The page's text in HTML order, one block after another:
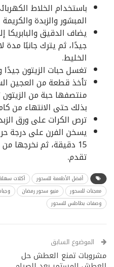
باستخدام الخلاط
المبشور والزبدة
يضاف الدقيق
جيدًا، ثم يترك جانبًا
الخليط.
تغسل حبات الزيتون
تأخذ قطعة من العجين
منتصفها حبة من
بذلك حتى الانتهاء من
ترص الكرات على ورق
يسخن الفرن على درجة
15 دقيقة، ثم نخرجها
تقدم.
أفضل الأطعمة للسحور أكلات
معجنات للسحور
منيو سحور رمضان
وصفات بطاطس للسحور
الموضوع السابق
مشروبات تمنع العطش حل